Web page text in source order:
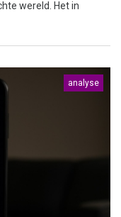
wereld. Het in
analyse